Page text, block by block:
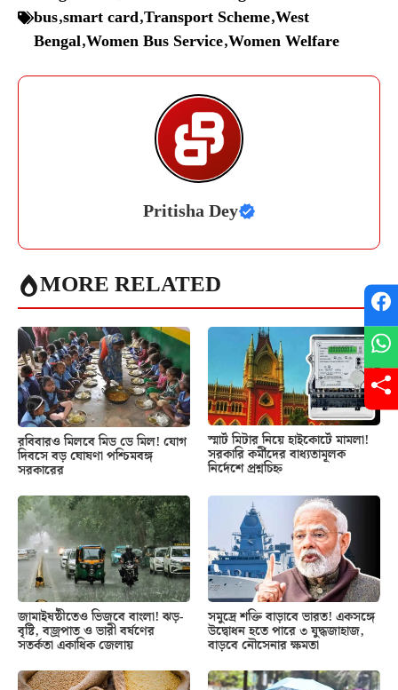
bus,smart card,Transport Scheme,West
Bengal,Women Bus Service,Women Welfare
Pritisha Dey
MORE RELATED
রবিবারও মিলবে মিড ডে মিল! যোগ
দিবসে বড় ঘোষণা পশ্চিমবঙ্গ
সরকারের
স্মার্ট মিটার নিয়ে হাইকোর্টে মামলা!
সরকারি কর্মীদের বাধ্যতামূলক
নির্দেশে প্রশ্নচিহ্ন
জামাইষষ্ঠীতেও ভিজবে বাংলা! ঝড়-
বৃষ্টি, বজ্রপাত ও ভারী বর্ষণের
সতর্কতা একাধিক জেলায়
সমুদ্রে শক্তি বাড়াবে ভারত! একসঙ্গে
উদ্বোধন হতে পারে ৩ যুদ্ধজাহাজ,
বাড়বে নৌসেনার ক্ষমতা